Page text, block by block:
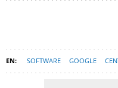
SOFTWARE GOOGLE